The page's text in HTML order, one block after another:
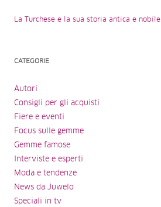
La Turchese e la sua storia antica e nobile
CATEGORIE
Autori
Consigli per gli acquisti
Fiere e eventi
Focus sulle gemme
Gemme famose
Interviste e esperti
Moda e tendenze
News da Juwelo
Speciali in tv